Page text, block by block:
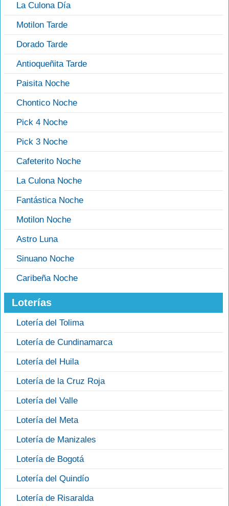
La Culona Día
Motilon Tarde
Dorado Tarde
Antioqueñita Tarde
Paisita Noche
Chontico Noche
Pick 4 Noche
Pick 3 Noche
Cafeterito Noche
La Culona Noche
Fantástica Noche
Motilon Noche
Astro Luna
Sinuano Noche
Caribeña Noche
Loterías
Lotería del Tolima
Lotería de Cundinamarca
Lotería del Huila
Lotería de la Cruz Roja
Lotería del Valle
Lotería del Meta
Lotería de Manizales
Lotería de Bogotá
Lotería del Quindío
Lotería de Risaralda